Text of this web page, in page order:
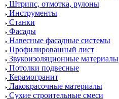
Штрипс, отмотка, рулоны
Инструменты
Станки
Фасады
Навесные фасадные системы
Профилированный лист
Звукоизоляционные материалы
Потолки подвесные
Керамогранит
Лакокрасочные материалы
Сухие строительные смеси